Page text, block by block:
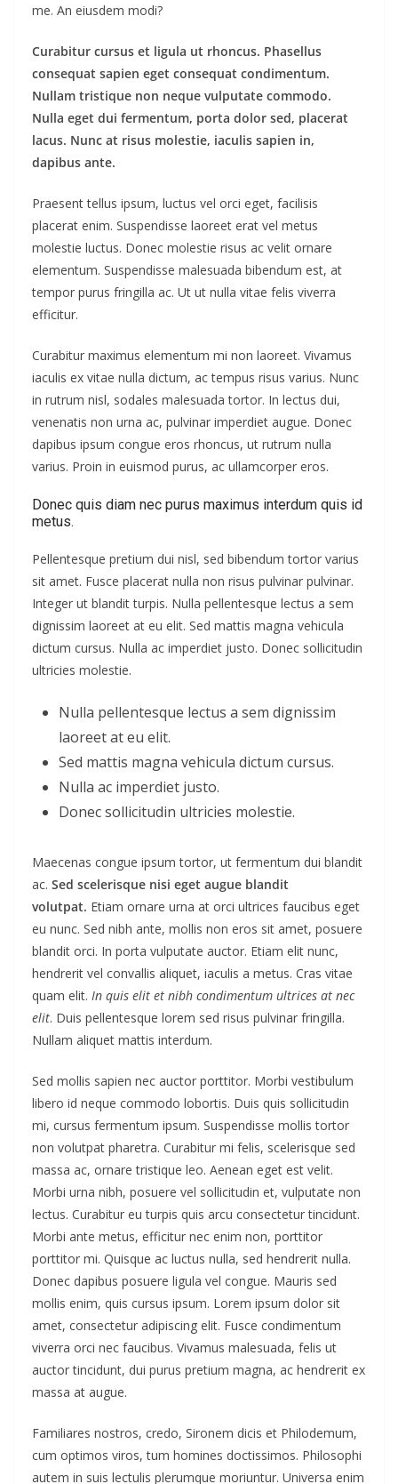
me. An eiusdem modi?
Curabitur cursus et ligula ut rhoncus. Phasellus
consequat sapien eget consequat condimentum.
Nullam tristique non neque vulputate commodo.
Nulla eget dui fermentum, porta dolor sed, placerat
lacus. Nunc at risus molestie, iaculis sapien in,
dapibus ante.
Praesent tellus ipsum, luctus vel orci eget, facilisis
placerat enim. Suspendisse laoreet erat vel metus
molestie luctus. Donec molestie risus ac velit ornare
elementum. Suspendisse malesuada bibendum est, at
tempor purus fringilla ac. Ut ut nulla vitae felis viverra
efficitur.
Curabitur maximus elementum mi non laoreet. Vivamus
iaculis ex vitae nulla dictum, ac tempus risus varius. Nunc
in rutrum nisl, sodales malesuada tortor. In lectus dui,
venenatis non urna ac, pulvinar imperdiet augue. Donec
dapibus ipsum congue eros rhoncus, ut rutrum nulla
varius. Proin in euismod purus, ac ullamcorper eros.
Donec quis diam nec purus maximus interdum quis id
metus.
Pellentesque pretium dui nisl, sed bibendum tortor varius
sit amet. Fusce placerat nulla non risus pulvinar pulvinar.
Integer ut blandit turpis. Nulla pellentesque lectus a sem
dignissim laoreet at eu elit. Sed mattis magna vehicula
dictum cursus. Nulla ac imperdiet justo. Donec sollicitudin
ultricies molestie.
Nulla pellentesque lectus a sem dignissim
laoreet at eu elit.
Sed mattis magna vehicula dictum cursus.
Nulla ac imperdiet justo.
Donec sollicitudin ultricies molestie.
Maecenas congue ipsum tortor, ut fermentum dui blandit
ac. Sed scelerisque nisi eget augue blandit
volutpat. Etiam ornare urna at orci ultrices faucibus eget
eu nunc. Sed nibh ante, mollis non eros sit amet, posuere
blandit orci. In porta vulputate auctor. Etiam elit nunc,
hendrerit vel convallis aliquet, iaculis a metus. Cras vitae
quam elit. In quis elit et nibh condimentum ultrices at nec
elit. Duis pellentesque lorem sed risus pulvinar fringilla.
Nullam aliquet mattis interdum.
Sed mollis sapien nec auctor porttitor. Morbi vestibulum
libero id neque commodo lobortis. Duis quis sollicitudin
mi, cursus fermentum ipsum. Suspendisse mollis tortor
non volutpat pharetra. Curabitur mi felis, scelerisque sed
massa ac, ornare tristique leo. Aenean eget est velit.
Morbi urna nibh, posuere vel sollicitudin et, vulputate non
lectus. Curabitur eu turpis quis arcu consectetur tincidunt.
Morbi ante metus, efficitur nec enim non, porttitor
porttitor mi. Quisque ac luctus nulla, sed hendrerit nulla.
Donec dapibus posuere ligula vel congue. Mauris sed
mollis enim, quis cursus ipsum. Lorem ipsum dolor sit
amet, consectetur adipiscing elit. Fusce condimentum
viverra orci nec faucibus. Vivamus malesuada, felis ut
auctor tincidunt, dui purus pretium magna, ac hendrerit ex
massa at augue.
Familiares nostros, credo, Sironem dicis et Philodemum,
cum optimos viros, tum homines doctissimos. Philosophi
autem in suis lectulis plerumque moriuntur. Universa enim